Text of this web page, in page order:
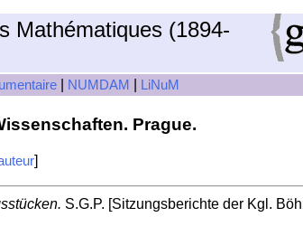
Mathématiques (1894-
NUMDAM LiNuM
Prague.
]
S.G.P. [Sitzungsberichte der Kgl.